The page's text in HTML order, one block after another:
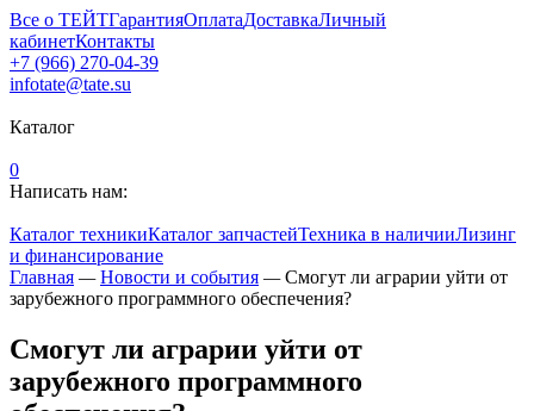
Все о ТЕЙТГарантияОплатаДоставкаЛичный
кабинетКонтакты
+7 (966) 270-04-39
infotate@tate.su
Каталог
0
Написать нам:
Каталог техникиКаталог запчастейТехника в наличииЛизинг
и финансирование
Главная — Новости и события — Смогут ли аграрии уйти от
зарубежного программного обеспечения?
Смогут ли аграрии уйти от
зарубежного программного